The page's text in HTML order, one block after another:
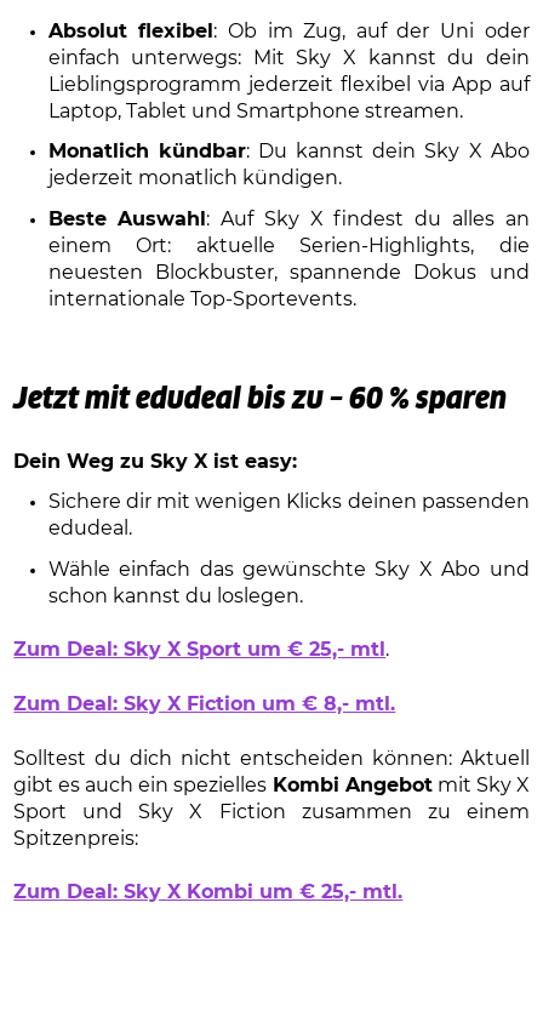
Absolut flexibel : Ob im Zug, auf der Uni oder
einfach unterwegs: Mit Sky X kannst du dein
Lieblingsprogramm jederzeit flexibel via App auf
Laptop, Tablet und Smartphone streamen.
Monatlich kündbar: Du kannst dein Sky X Abo
jederzeit monatlich kündigen.
Beste Auswahl : Auf Sky X findest du alles an
einem Ort: aktuelle Serien-Highlights, die
neuesten Blockbuster, spannende Dokus und
internationale Top-Sportevents.
Jetzt mit edudeal bis zu – 60 % sparen
Dein Weg zu Sky X ist easy:
Sichere dir mit wenigen Klicks deinen passenden
edudeal.
Wähle einfach das gewünschte Sky X Abo und
schon kannst du loslegen.
Zum Deal: Sky X Sport um € 25,- mtl .
Zum Deal: Sky X Fiction um € 8,- mtl.
Solltest du dich nicht entscheiden können: Aktuell
gibt es auch ein spezielles Kombi Angebotmit Sky X
Sport und Sky X Fiction zusammen zu einem
Spitzenpreis:
Zum Deal: Sky X Kombi um € 25,- mtl.